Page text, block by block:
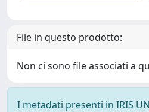
File in questo prodotto:
Non ci sono file associati a
I metadati presenti in IRIS